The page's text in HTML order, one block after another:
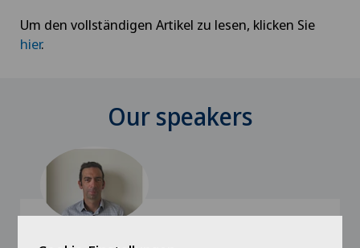
Um den vollständigen Artikel zu lesen, klicken Sie
hier.
Our speakers